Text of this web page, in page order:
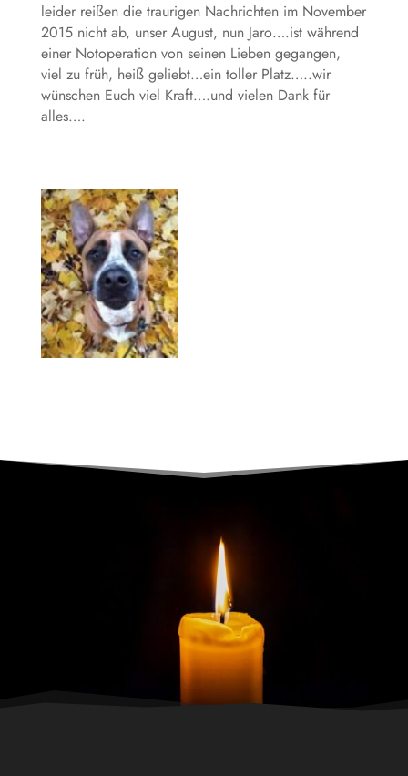
leider reißen die traurigen Nachrichten im November
2015 nicht ab, unser August, nun Jaro….ist während
einer Notoperation von seinen Lieben gegangen,
viel zu früh, heiß geliebt…ein toller Platz…..wir
wünschen Euch viel Kraft….und vielen Dank für
alles….